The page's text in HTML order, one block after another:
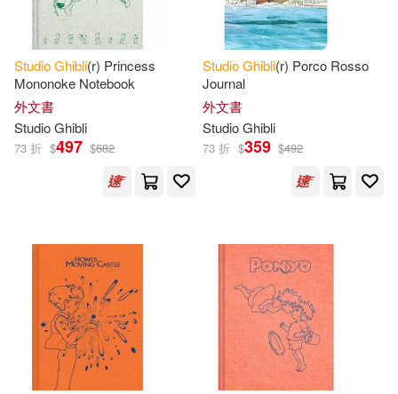
StudioGhibli(r) Princess
Mononoke Notebook
外文書
StudioGhibli
73 折 $497 $682
StudioGhibli(r) Porco Rosso
Journal
外文書
StudioGhibli
73 折 $359 $492